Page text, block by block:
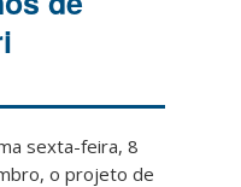
sexta-feira, 8
o projeto de